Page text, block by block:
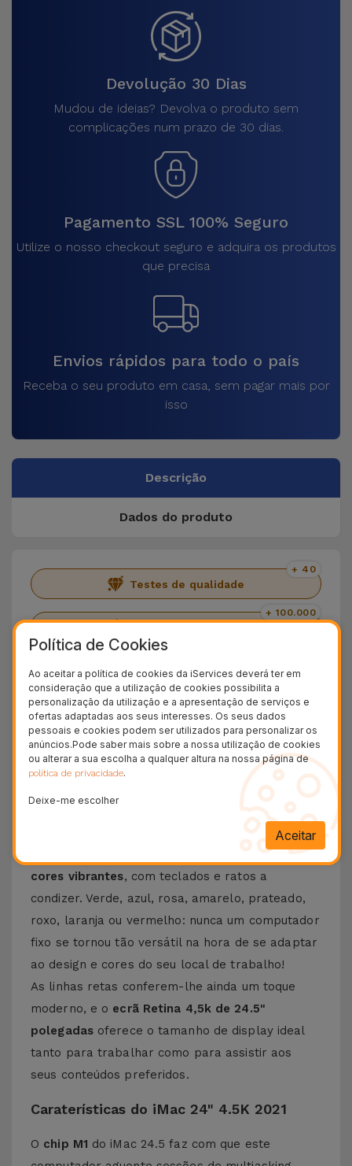
Devolução 30 Dias
Mudou de ideias? Devolva o produto sem
complicações num prazo de 30 dias.
Pagamento SSL 100% Seguro
Utilize o nosso checkout seguro e adquira os produtos
que precisa
Envios rápidos para todo o país
Receba o seu produto em casa, sem pagar mais por
isso
Descrição
Dados do produto
Testes de qualidade
+ 40
Clientes satisfeitos
+ 100.000
Garantia Duradoura
Entrega Grátis
24H
Conheça o iMac 24" 4.5K 2021
Lançado em 2021, o iMac 24.5 trouxe um conjunto
de upgrades à linha de computadores fixos da
marca. O primeiro foi, indubitavelmente, o seu
design: o iMac 24.5 de 2021 foi lançado em7
cores vibrantes, com teclados e ratos a
condizer. Verde, azul, rosa, amarelo, prateado,
roxo, laranja ou vermelho: nunca um computador
fixo se tornou tão versátil na hora de se adaptar
ao design e cores do seu local de trabalho!
As linhas retas conferem-lhe ainda um toque
moderno, e o ecrã Retina 4,5k de 24.5"
polegadasoferece o tamanho de display ideal
tanto para trabalhar como para assistir aos
seus conteúdos preferidos.
Caraterísticas do iMac 24" 4.5K 2021
O chip M1 do iMac 24.5 faz com que este
Política de Cookies
Ao aceitar a política de cookies da iServices deverá ter em
consideração que a utilização de cookies possibilita a
personalização da utilização e a apresentação de serviços e
ofertas adaptadas aos seus interesses. Os seus dados
pessoais e cookies podem ser utilizados para personalizar os
anúncios.Pode saber mais sobre a nossa utilização de cookies
ou alterar a sua escolha a qualquer altura na nossa página de
política de privacidade.
Deixe-me escolher
Aceitar